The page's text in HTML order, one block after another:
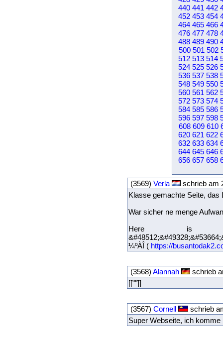
440 441 442
452 453 454
464 465 466
476 477 478
488 489 490
500 501 502
512 513 514
524 525 526
536 537 538
548 549 550
560 561 562
572 573 574
584 585 586
596 597 598
608 609 610
620 621 622
632 633 634
644 645 646
656 657 658
(3569) Verla
schrieb am
Klasse gemachte Seite, das
War sicher ne menge
Here is
¼ºÀÎ ( https://
(3568) Alannah
schrieb
[[""]]
(3567) Cornell
schrieb
Super Webseite, ich